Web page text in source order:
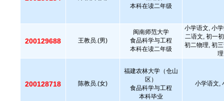
本科在读二年级
200129688 王教员.(男)
闽南师范大学
食品科学与工程
本科在读二年级
小学语文, 小
二语文, 初一
初二物理, 初
200128718 陈教员.(女)
福建农林大学（仓山
区）
食品科学与工程
本科毕业
小学语文,